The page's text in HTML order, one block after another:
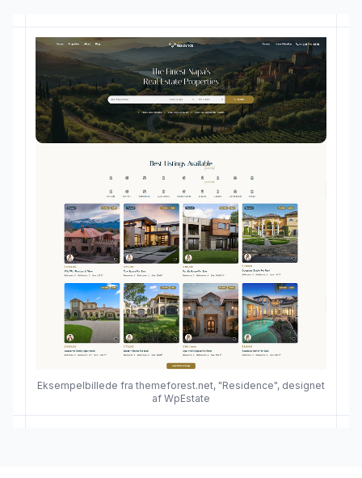
Eksempelbillede fra themeforest.net, "Residence", designet
af WpEstate